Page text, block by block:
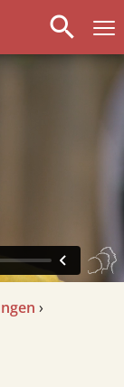
search
›